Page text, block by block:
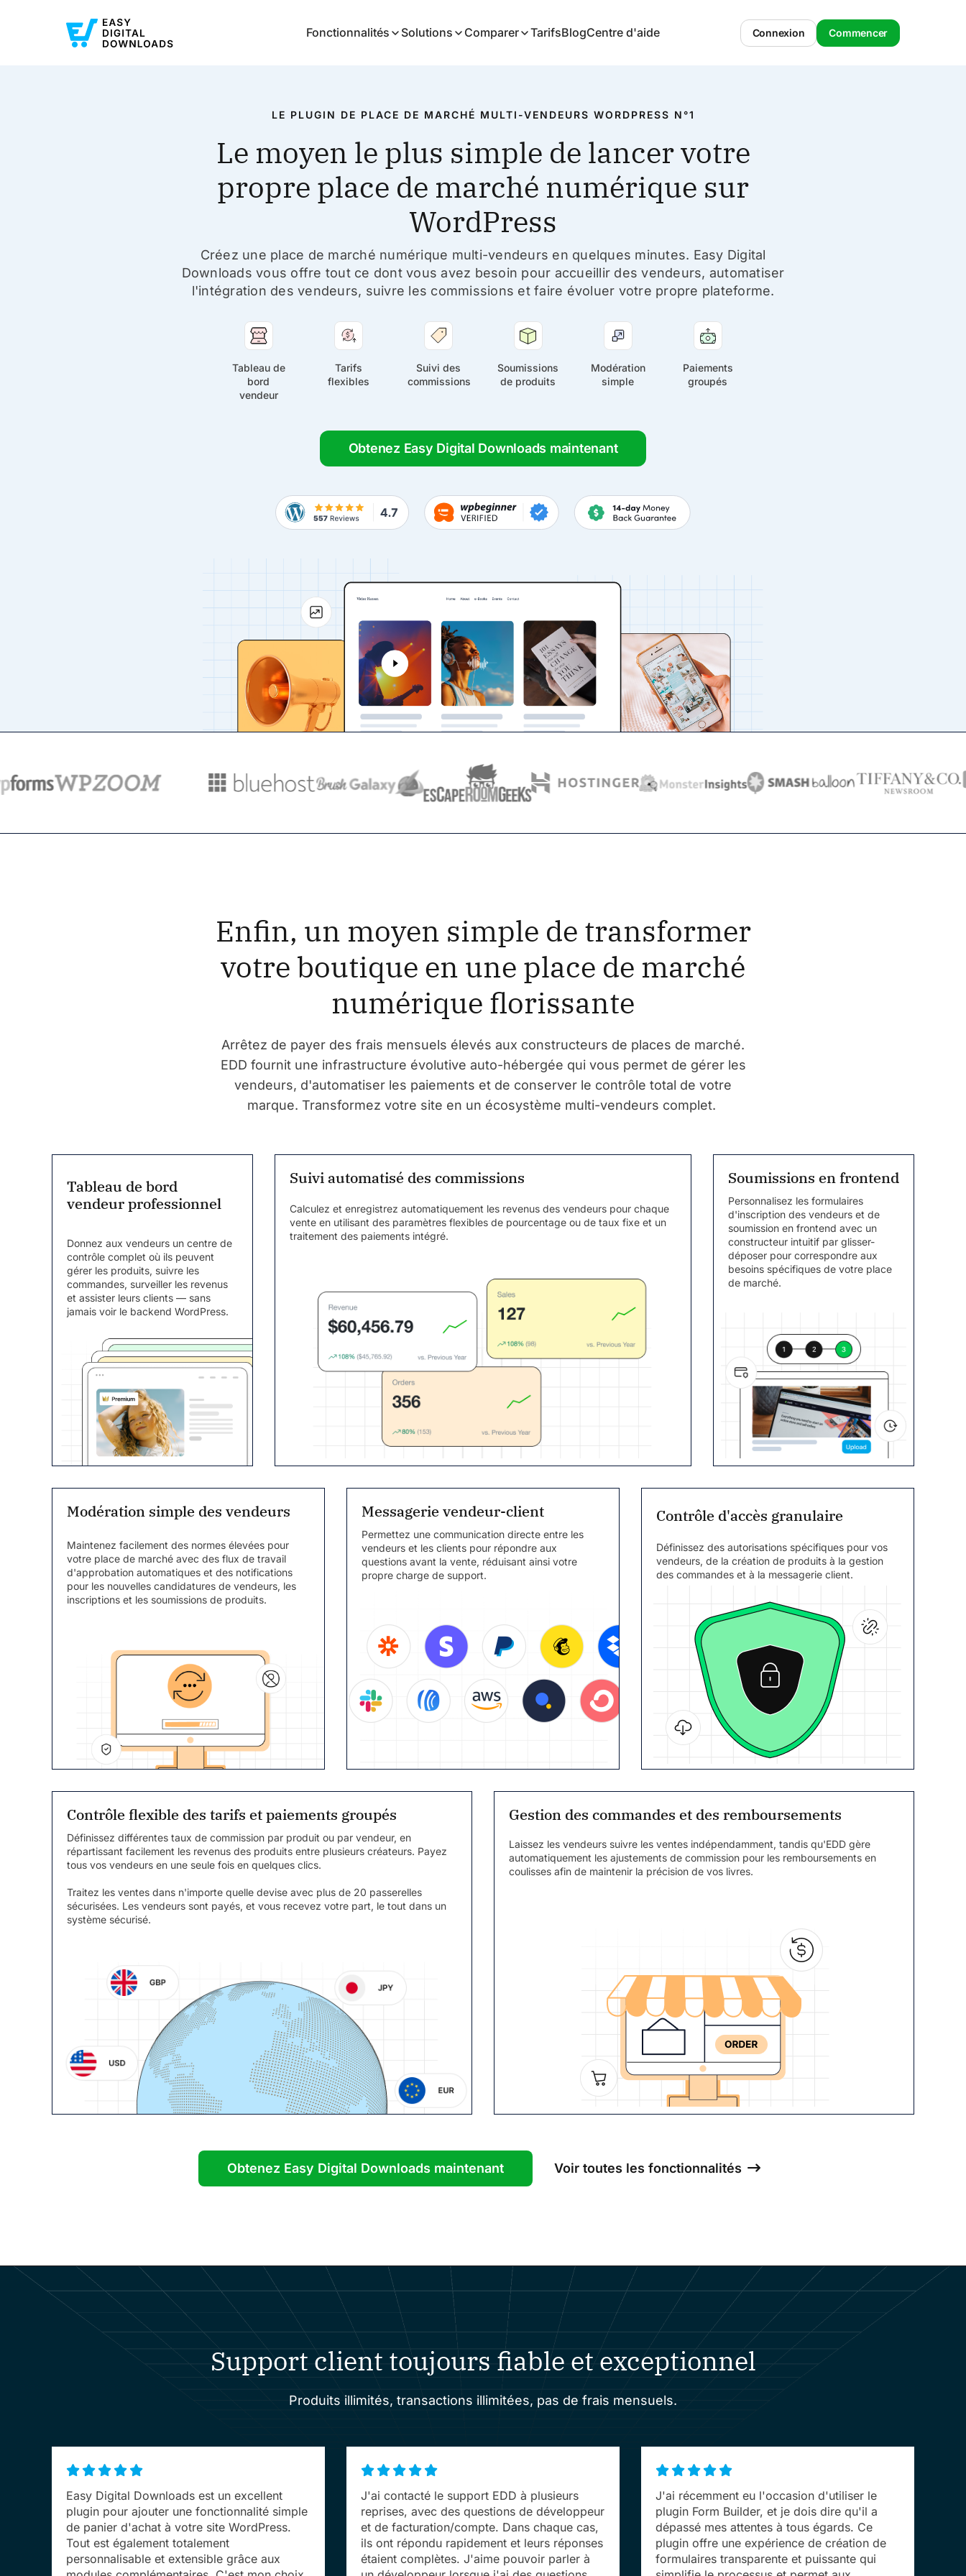
Fonctionnalités Solutions Comparer TarifsBlogCentre d'aide Connexion Commencer
LE PLUGIN DE PLACE DE MARCHÉ MULTI-VENDEURS WORDPRESS N°1
Le moyen le plus simple de lancer votre
propre place de marché numérique sur
WordPress
Créez une place de marché numérique multi-vendeurs en quelques minutes. Easy Digital
Downloads vous offre tout ce dont vous avez besoin pour accueillir des vendeurs, automatiser
l'intégration des vendeurs, suivre les commissions et faire évoluer votre propre plateforme.
Tableau de
bord
vendeur
Tarifs
flexibles
Suivi des
commissions
Soumissions
de produits
Modération
simple
Paiements
groupés
Obtenez Easy Digital Downloads maintenant
Enfin, un moyen simple de transformer
votre boutique en une place de marché
numérique florissante
Arrêtez de payer des frais mensuels élevés aux constructeurs de places de marché.
EDD fournit une infrastructure évolutive auto-hébergée qui vous permet de gérer les
vendeurs, d'automatiser les paiements et de conserver le contrôle total de votre
marque. Transformez votre site en un écosystème multi-vendeurs complet.
Tableau de bord
vendeur professionnel
Donnez aux vendeurs un centre de
contrôle complet où ils peuvent
gérer les produits, suivre les
commandes, surveiller les revenus
et assister leurs clients — sans
jamais voir le backend WordPress.
Suivi automatisé des commissions
Calculez et enregistrez automatiquement les revenus des vendeurs pour chaque
vente en utilisant des paramètres flexibles de pourcentage ou de taux fixe et un
traitement des paiements intégré.
Soumissions en frontend
Personnalisez les formulaires
d'inscription des vendeurs et de
soumission en frontend avec un
constructeur intuitif par glisser-
déposer pour correspondre aux
besoins spécifiques de votre place
de marché.
Modération simple des vendeurs
Maintenez facilement des normes élevées pour
votre place de marché avec des flux de travail
d'approbation automatiques et des notifications
pour les nouvelles candidatures de vendeurs, les
inscriptions et les soumissions de produits.
Messagerie vendeur-client
Permettez une communication directe entre les
vendeurs et les clients pour répondre aux
questions avant la vente, réduisant ainsi votre
propre charge de support.
Contrôle d'accès granulaire
Définissez des autorisations spécifiques pour vos
vendeurs, de la création de produits à la gestion
des commandes et à la messagerie client.
Contrôle flexible des tarifs et paiements groupés
Définissez différentes taux de commission par produit ou par vendeur, en
répartissant facilement les revenus des produits entre plusieurs créateurs. Payez
tous vos vendeurs en une seule fois en quelques clics.
Traitez les ventes dans n'importe quelle devise avec plus de 20 passerelles
sécurisées. Les vendeurs sont payés, et vous recevez votre part, le tout dans un
système sécurisé.
Gestion des commandes et des remboursements
Laissez les vendeurs suivre les ventes indépendamment, tandis qu'EDD gère
automatiquement les ajustements de commission pour les remboursements en
coulisses afin de maintenir la précision de vos livres.
Obtenez Easy Digital Downloads maintenant Voir toutes les fonctionnalités
Support client toujours fiable et exceptionnel
Produits illimités, transactions illimitées, pas de frais mensuels.
Easy Digital Downloads est un excellent
plugin pour ajouter une fonctionnalité simple
de panier d'achat à votre site WordPress.
Tout est également totalement
personnalisable et extensible grâce aux
J'ai contacté le support EDD à plusieurs
reprises, avec des questions de développeur
et de facturation/compte. Dans chaque cas,
ils ont répondu rapidement et leurs réponses
étaient complètes. J'aime pouvoir parler à
J'ai récemment eu l'occasion d'utiliser le
plugin Form Builder, et je dois dire qu'il a
dépassé mes attentes à tous égards. Ce
plugin offre une expérience de création de
formulaires transparente et puissante qui